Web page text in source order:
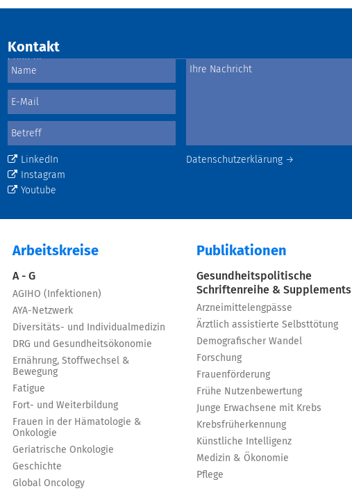
Kontakt
Datenschutzerklärung →
LinkedIn
Instagram
Youtube
Arbeitskreise
A - G
AGIHO (Infektionen)
AYA-Netzwerk
Diversitäts- und Individualmedizin
DRG und Gesundheitsökonomie
Ernährung, Stoffwechsel &
Bewegung
Fatigue
Fort- und Weiterbildung
Frauen in der Hämatologie &
Onkologie
Geriatrische Onkologie
Geschichte
Global Oncology
Publikationen
Gesundheitspolitische
Schriftenreihe & Supplements
Arzneimittelengpässe
Ärztlich assistierte Selbsttötung
Demografischer Wandel
Forschung
Frauenförderung
Frühe Nutzenbewertung
Junge Erwachsene mit Krebs
Krebsfrüherkennung
Künstliche Intelligenz
Medizin & Ökonomie
Pflege